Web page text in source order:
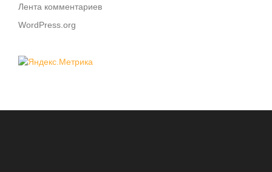
Лента комментариев
WordPress.org